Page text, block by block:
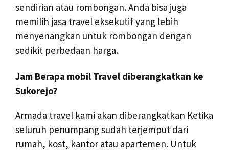
sendirian atau rombongan. Anda bisa juga
memilih jasa travel eksekutif yang lebih
menyenangkan untuk rombongan dengan
sedikit perbedaan harga.
Jam Berapa mobil Travel diberangkatkan ke
Sukorejo?
Armada travel kami akan diberangkatkan Ketika
seluruh penumpang sudah terjemput dari
rumah, kost, kantor atau apartemen. Untuk